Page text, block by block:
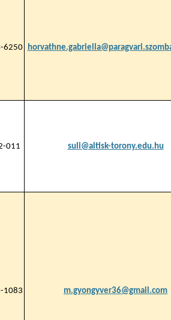
6250
011 suli@altisk-torony.edu.hu
1083 m.gyongyver36@gmail.com